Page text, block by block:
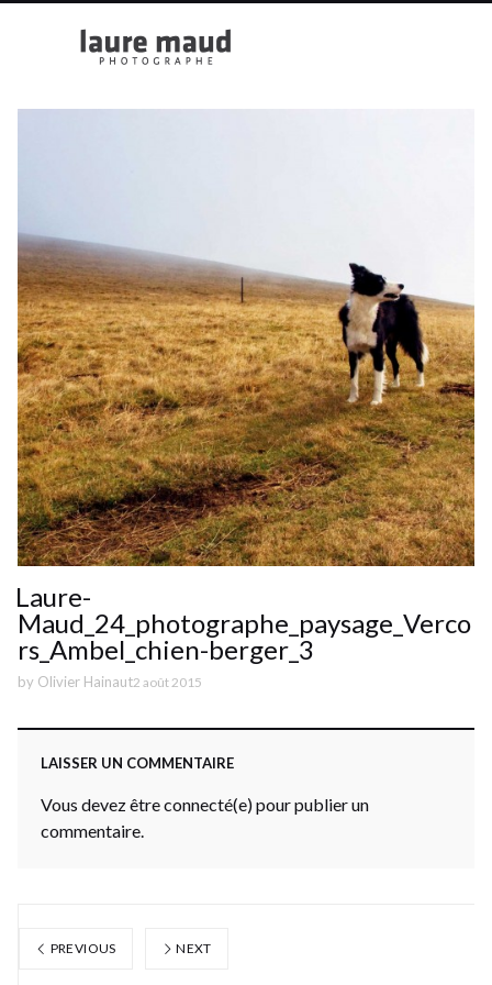
Laure-
Maud_24_photographe_paysage_Verco
rs_Ambel_chien-berger_3
by Olivier Hainaut2 août 2015
LAISSER UN COMMENTAIRE
Vous devez être connecté(e) pour publier un
commentaire.
PREVIOUS NEXT